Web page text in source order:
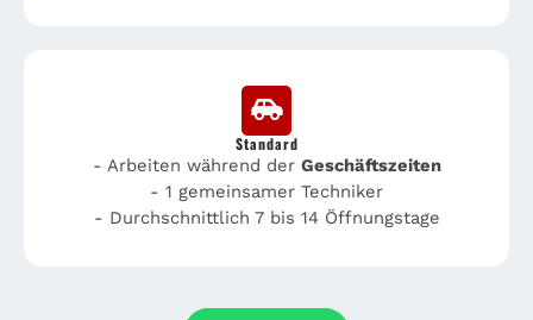
Standard
- Arbeiten während der Geschäftszeiten
- 1 gemeinsamer Techniker
- Durchschnittlich 7 bis 14 Öffnungstage